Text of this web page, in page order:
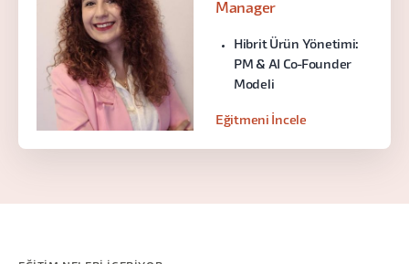
Manager
Hibrit Ürün Yönetimi:
PM & AI Co-Founder
Modeli
Eğitmeni İncele